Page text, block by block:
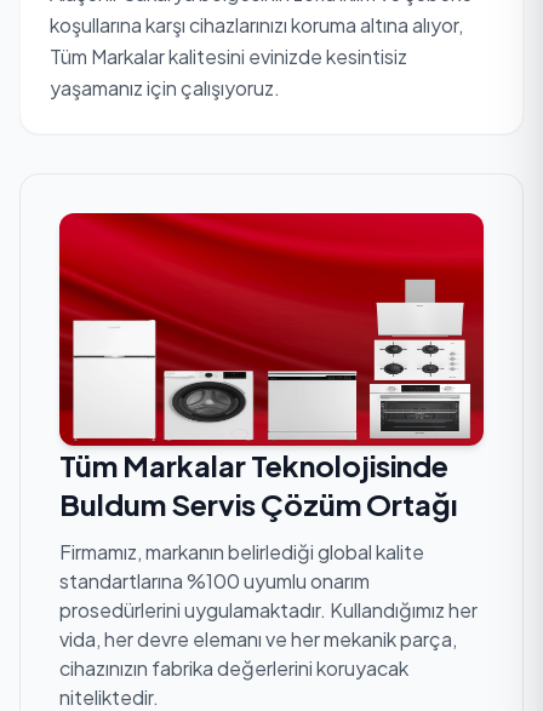
koşullarına karşı cihazlarınızı koruma altına alıyor,
Tüm Markalar kalitesini evinizde kesintisiz
yaşamanız için çalışıyoruz.
Tüm Markalar Teknolojisinde
Buldum Servis Çözüm Ortağı
Firmamız, markanın belirlediği global kalite
standartlarına %100 uyumlu onarım
prosedürlerini uygulamaktadır. Kullandığımız her
vida, her devre elemanı ve her mekanik parça,
cihazınızın fabrika değerlerini koruyacak
niteliktedir.